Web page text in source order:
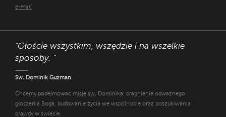
e-mail
"Głoście wszystkim, wszędzie i na wszelkie
sposoby. "
Św. Dominik Guzman
Chcemy podejmować misję św. Dominika: pragnienie odważnego
głoszenia Boga, budowanie życia we wspólnocie oraz poszukiwania
prawdy w świecie.